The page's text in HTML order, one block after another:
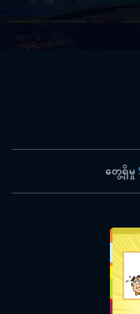
တွေ့ရှိမှု